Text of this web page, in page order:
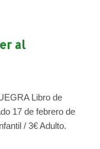
al
Libro de
17 de febrero de
/ 3€ Adulto.